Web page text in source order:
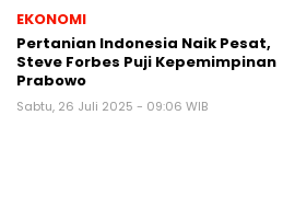
EKONOMI
Pertanian Indonesia Naik Pesat,
Steve Forbes Puji Kepemimpinan
Prabowo
Sabtu, 26 Juli 2025 - 09:06 WIB